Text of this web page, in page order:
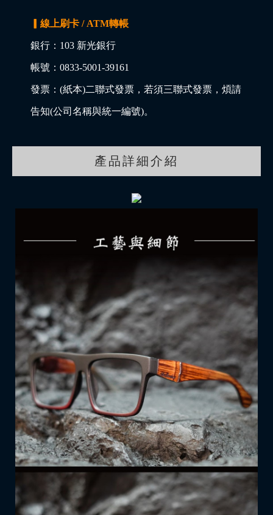
▎線上刷卡 / ATM轉帳
銀行：103 新光銀行
帳號：0833-5001-39161
發票：(紙本)二聯式發票，若須三聯式發票，煩請
告知(公司名稱與統一編號)。
產品詳細介紹